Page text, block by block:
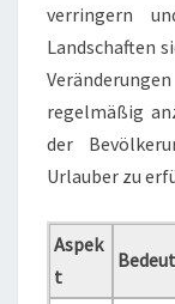
verringern
Landschaften
regelmäßig
der
Urlauber zu
Aspek
t